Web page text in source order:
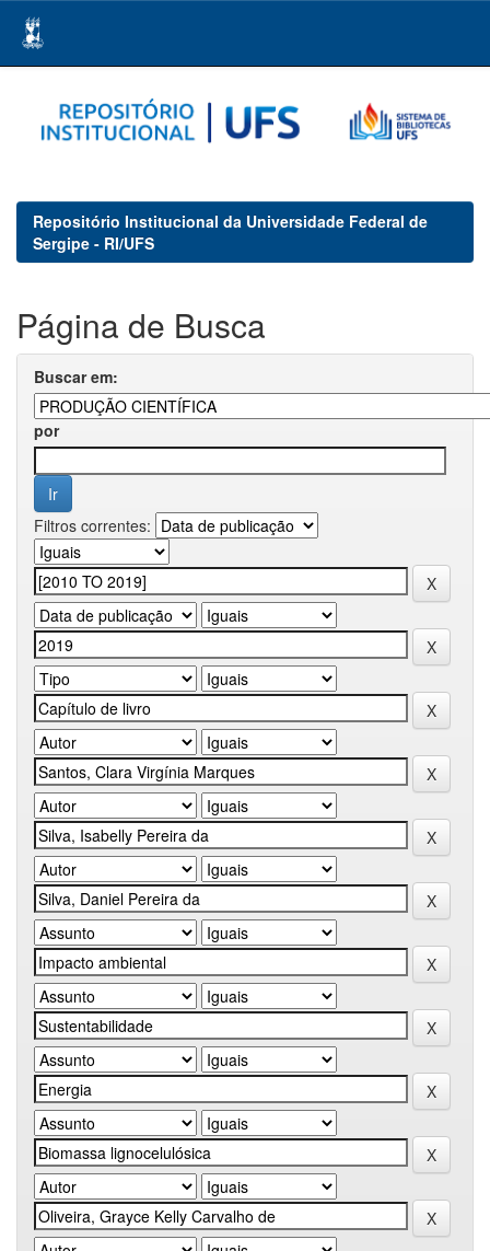
navigation
Repositório Institucional da Universidade Federal de
Sergipe - RI/UFS
Página de Busca
Buscar em:
por
Filtros correntes: